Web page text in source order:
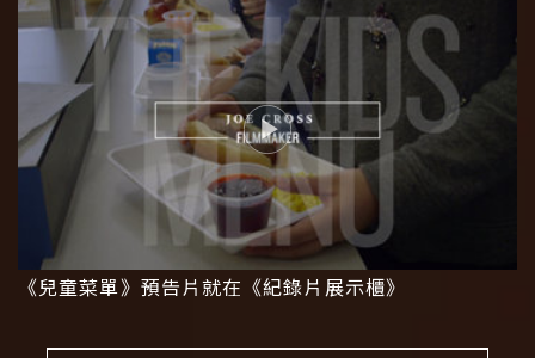
《兒童菜單》預告片就在《紀錄片展示櫃》